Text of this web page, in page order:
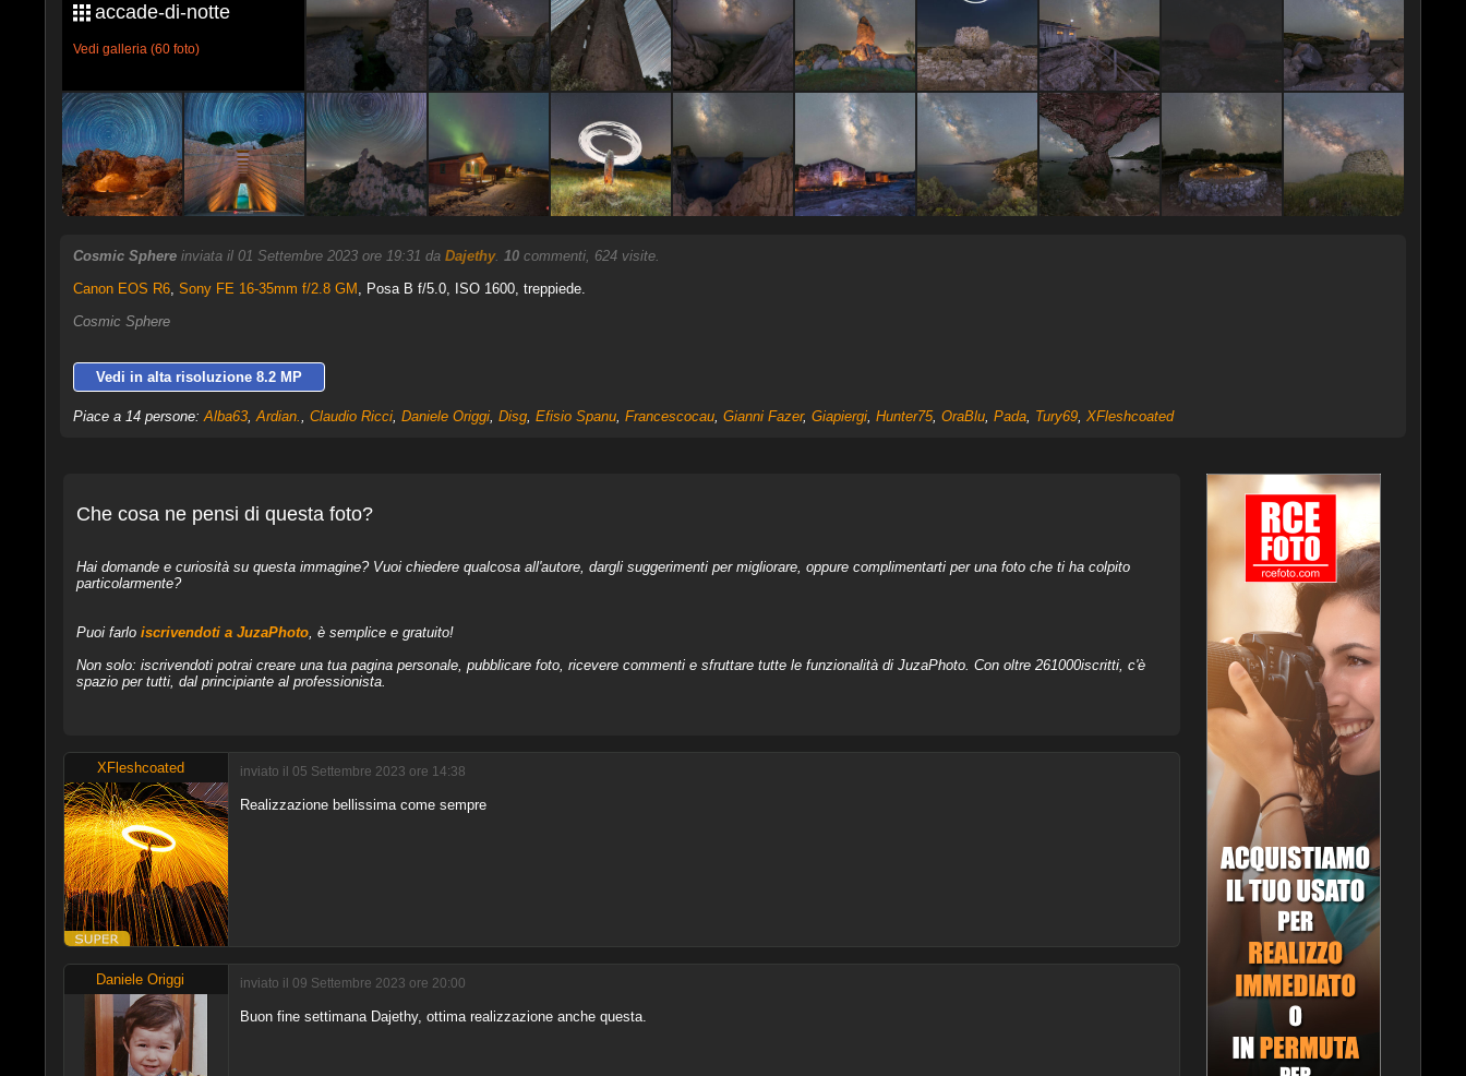
accade-di-notte
Vedi galleria (60 foto)
Cosmic Sphere inviata il 01 Settembre 2023 ore 19:31 da Dajethy. 10commenti, 624 visite.
Canon EOS R6, Sony FE 16-35mm f/2.8 GM , Posa B f/5.0, ISO 1600, treppiede.
Cosmic Sphere
Vedi in alta risoluzione 8.2 MP
Piace a 14 persone:Alba63,Ardian., Claudio Ricci, Daniele Origgi, Disg, Efisio Spanu, Francescocau, Gianni Fazer, Giapiergi, Hunter75, OraBlu, Pada, Tury69, XFleshcoated
Che cosa ne pensi di questa foto?
Hai domande e curiosità su questa immagine? Vuoi chiedere qualcosa all'autore, dargli suggerimenti per migliorare, oppure complimentarti per una foto che ti ha colpito
particolarmente?
Puoi farlo iscrivendoti a JuzaPhoto, è semplice e gratuito!
Non solo: iscrivendoti potrai creare una tua pagina personale, pubblicare foto, ricevere commenti e sfruttare tutte le funzionalità di JuzaPhoto. Con oltre 261000iscritti, c'è
spazio per tutti, dal principiante al professionista.
XFleshcoated inviato il 05 Settembre 2023 ore 14:38
Realizzazione bellissima come sempre
Daniele Origgi inviato il 09 Settembre 2023 ore 20:00
Buon fine settimana Dajethy, ottima realizzazione anche questa.